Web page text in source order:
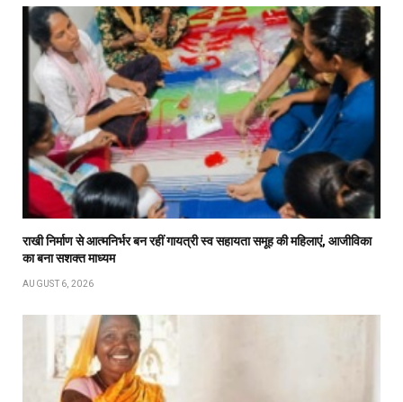
राखी निर्माण से आत्मनिर्भर बन रहीं गायत्री स्व सहायता समूह की महिलाएं, आजीविका
का बना सशक्त माध्यम
AUGUST 6, 2026